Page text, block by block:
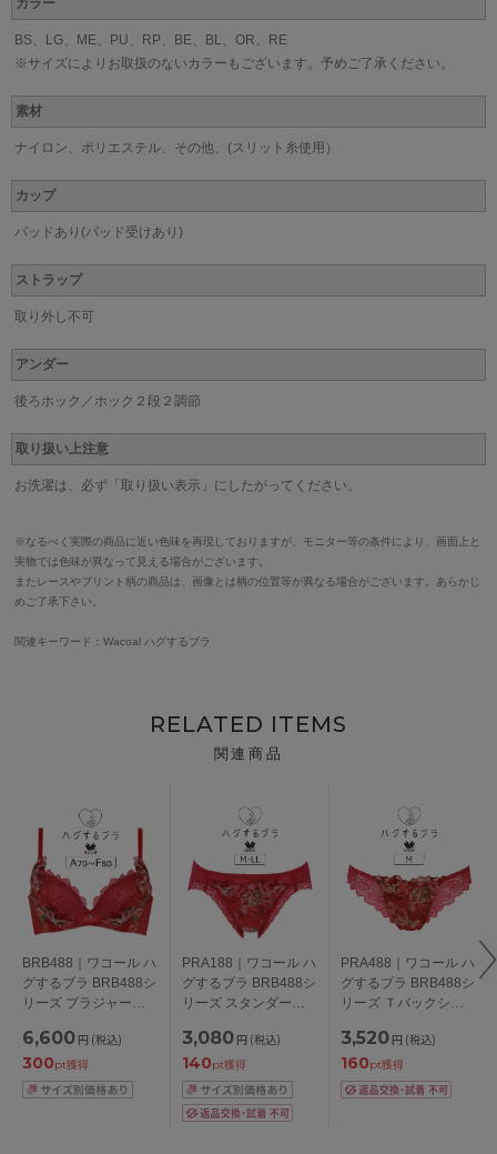
カラー
BS、LG、ME、PU、RP、BE、BL、OR、RE
※サイズによりお取扱のないカラーもございます。予めご了承ください。
素材
ナイロン、ポリエステル、その他、(スリット糸使用）
カップ
パッドあり(パッド受けあり)
ストラップ
取り外し不可
アンダー
後ろホック／ホック２段２調節
取り扱い上注意
お洗濯は、必ず「取り扱い表示」にしたがってください。
※なるべく実際の商品に近い色味を再現しておりますが、モニター等の条件により、画面上と
実物では色味が異なって見える場合がございます。
またレースやプリント柄の商品は、画像とは柄の位置等が異なる場合がございます。あらかじ
めご了承下さい。
関連キーワード：Wacoal ハグするブラ
RELATED ITEMS
関連商品
BRB488｜ワコール ハ
グするブラ BRB488シ
リーズ ブラジャー単
ンダー
65/70/75/80/85cm
6,600 円 (税込)
300pt獲得
PRA188｜ワコール ハ
グするブラ BRB488シ
リーズ スタンダード
3,080 円 (税込)
140pt獲得
PRA488｜ワコール ハ
グするブラ BRB488シ
リーズ Ｔバックショ
3,520 円 (税込)
160pt獲得